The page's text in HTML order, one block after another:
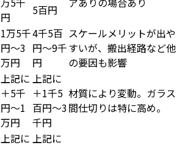
円
5百円
1万5千
円～3
万円
4千5百
円～9千
円
スケールメリットが出や
すいが、搬出経路など他
の要因も影響
上記に
＋5千
円～1
万円
上記に
＋1千5
百円～3
千円
材質により変動。ガラス
間仕切りは特に高め。
上記に 上記に